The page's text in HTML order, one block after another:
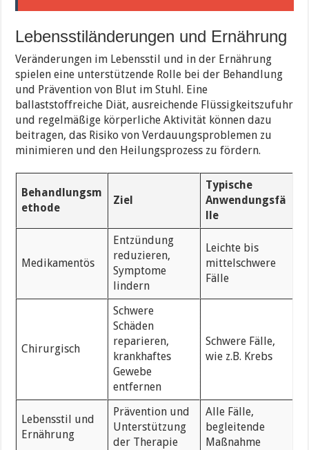
Lebensstiländerungen und Ernährung
Veränderungen im Lebensstil und in der Ernährung
spielen eine unterstützende Rolle bei der Behandlung
und Prävention von Blut im Stuhl. Eine
ballaststoffreiche Diät, ausreichende Flüssigkeitszufuhr
und regelmäßige körperliche Aktivität können dazu
beitragen, das Risiko von Verdauungsproblemen zu
minimieren und den Heilungsprozess zu fördern.
Behandlungsm
ethode
Ziel
Typische
Anwendungsfä
lle
Medikamentös
Entzündung
reduzieren,
Symptome
lindern
Leichte bis
mittelschwere
Fälle
Chirurgisch
Schwere
Schäden
reparieren,
krankhaftes
Gewebe
entfernen
Schwere Fälle,
wie z.B. Krebs
Lebensstil und
Ernährung
Prävention und
Unterstützung
der Therapie
Alle Fälle,
begleitende
Maßnahme